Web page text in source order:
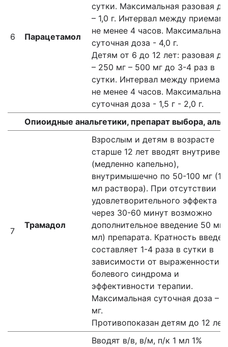
6 Парацетамол
сутки. Максимальная разовая
– 1,0 г. Интервал между
не менее 4 часов. Максимальная
суточная доза - 4,0 г.
Детям от 6 до 12 лет: разовая
– 250 мг – 500 мг до 3-4 раз в
сутки. Интервал между
не менее 4 часов. Максимальная
суточная доза - 1,5 г - 2,0 г.
Опиоидные анальгетики, препарат выбора,
7
Трамадол
Взрослым и детям в возрасте
старше 12 лет вводят
(медленно капельно),
внутримышечно по 50-100 мг (1-
мл раствора). При отсутствии
удовлетворительного эффекта
через 30-60 минут возможно
дополнительное введение 50 мг
мл) препарата. Кратность
составляет 1-4 раза в сутки в
зависимости от выраженности
болевого синдрома и
эффективности терапии.
Максимальная суточная доза –
мг.
Противопоказан детям до 12 лет.
Вводят в/в, в/м, п/к 1 мл 1%